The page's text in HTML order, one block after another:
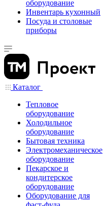
оборудование
Инвентарь кухонный
Посуда и столовые
приборы
Каталог
Тепловое
оборудование
Холодильное
оборудование
Бытовая техника
Электромеханическое
оборудование
Пекарское и
кондитерское
оборудование
Оборудование для